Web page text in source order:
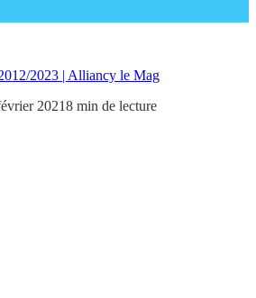
2023 | Alliancy le Mag
20218 min de lecture